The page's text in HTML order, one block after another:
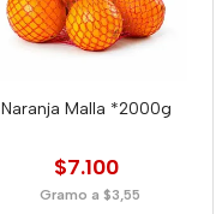
Naranja Malla *2000g
$7.100
Gramo a $3,55